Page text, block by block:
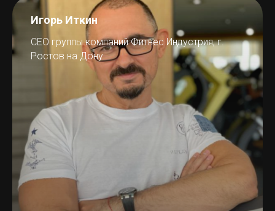
Игорь Иткин
CEO группы компаний Фитнес Индустрия, г.
Ростов на Дону